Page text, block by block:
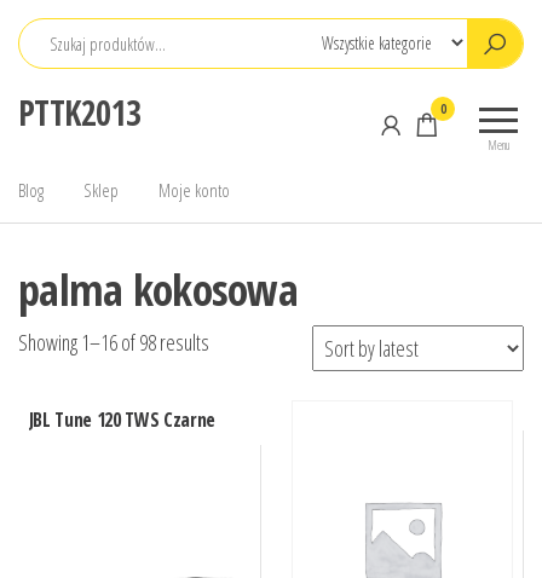
Przejdź
PTTK2013
Menu
0
Blog Sklep Moje konto
palma kokosowa
Showing 1–16 of 98 results
JBL Tune 120 TWS Czarne